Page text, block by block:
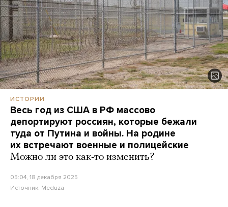
ИСТОРИИ
Весь год из США в РФ массово
депортируют россиян, которые бежали
туда от Путина и войны. На родине
их встречают военные и полицейские
Можно ли это как-то изменить?
05:04, 18 декабря 2025
Источник: Meduza